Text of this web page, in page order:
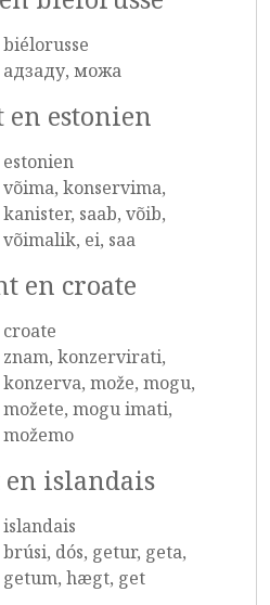
biélorusse
адзаду, можа
en estonien
estonien
võima, konservima,
kanister, saab, võib,
võimalik, ei, saa
en croate
croate
znam, konzervirati,
konzerva, može, mogu,
možete, mogu imati,
možemo
islandais
islandais
brúsi, dós, getur, geta,
getum, hægt, get